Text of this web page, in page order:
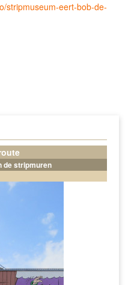
de stripmuren
stripmuseum-eert-bob-de-